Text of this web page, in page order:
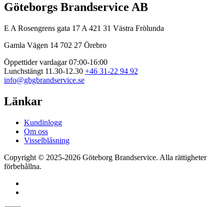
Göteborgs Brandservice AB
E A Rosengrens gata 17 A 421 31 Västra Frölunda
Gamla Vägen 14 702 27 Örebro
Öppettider vardagar 07:00-16:00
Lunchstängt 11.30-12.30 +46 31-22 94 92
info@gbgbrandservice.se
Länkar
Kundinlogg
Om oss
Visselblåsning
Copyright © 2025-2026 Göteborg Brandservice. Alla rättigheter
förbehållna.